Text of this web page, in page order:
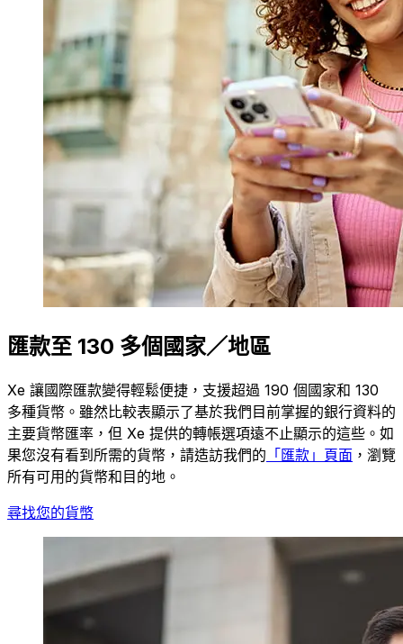
匯款至 130 多個國家／地區
Xe 讓國際匯款變得輕鬆便捷，支援超過 190 個國家和 130
多種貨幣。雖然比較表顯示了基於我們目前掌握的銀行資料的
主要貨幣匯率，但 Xe 提供的轉帳選項遠不止顯示的這些。如
果您沒有看到所需的貨幣，請造訪我們的 「匯款」頁面 ，瀏覽
所有可用的貨幣和目的地。
尋找您的貨幣